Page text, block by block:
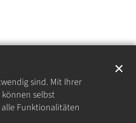
sind. Mit Ihrer
selbst
Funktionalitäten
✕